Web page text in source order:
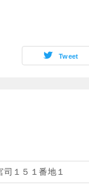
Tweet
１５１番地１